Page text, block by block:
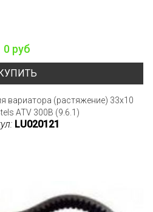
0 руб
вариатора (растяжение) 33x10
ATV 300B (9.6.1)
LU020121